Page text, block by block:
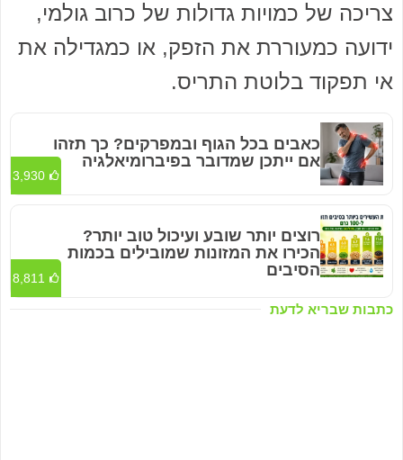
צריכה של כמויות גדולות של כרוב גולמי,
ידועה כמעוררת את הזפק, או כמגדילה את
אי תפקוד בלוטת התריס.
כתבות שבריא לדעת
כאבים בכל הגוף ובמפרקים? כך תזהו
אם ייתכן שמדובר בפיברומיאלגיה
3,930
רוצים יותר שובע ועיכול טוב יותר?
הכירו את המזונות שמובילים בכמות
הסיבים
8,811